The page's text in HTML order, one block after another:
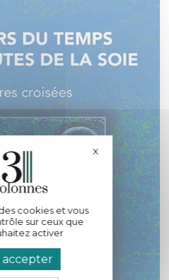
cookies et vous
sur ceux que
activer
XMasquer le